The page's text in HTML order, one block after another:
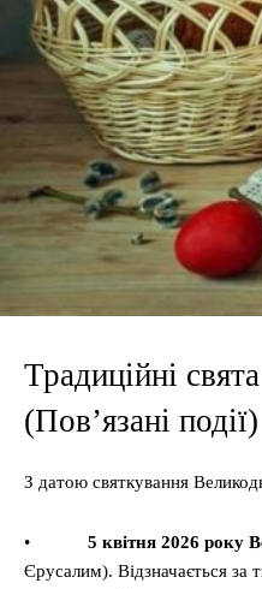
Традиційні
(Пов’язані події)
З датою святкування
• 5 квітня 2026 року
Єрусалим). Відзначається